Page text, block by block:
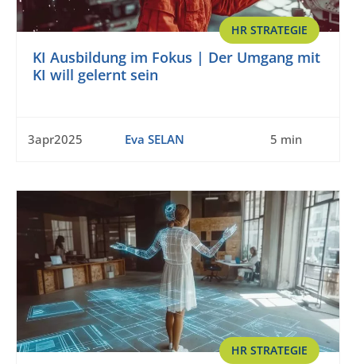
HR STRATEGIE
KI Ausbildung im Fokus | Der Umgang mit
KI will gelernt sein
3apr2025 Eva SELAN 5 min
HR STRATEGIE